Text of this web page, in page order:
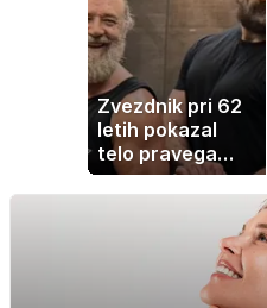
Zvezdnik pri 62
letih pokazal
telo pravega
gladiatorja